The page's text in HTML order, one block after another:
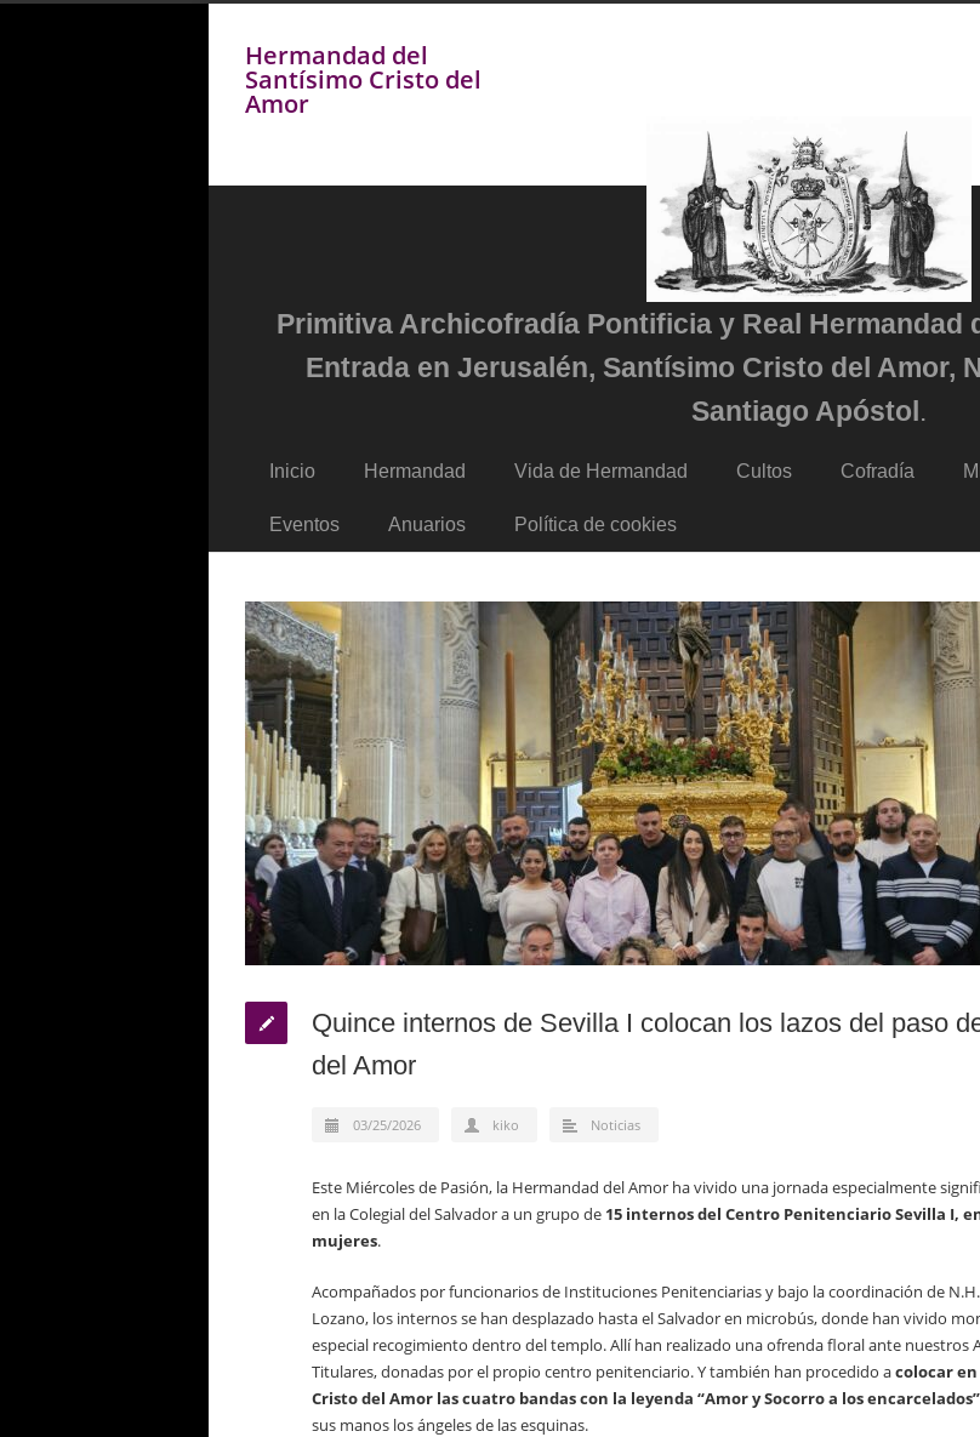
Hermandad del
Santísimo Cristo del
Amor
Primitiva Archicofradía Pontificia y Real Hermandad
Entrada en Jerusalén, Santísimo Cristo del Amor,
Santiago Apóstol.
Inicio Hermandad Vida de Hermandad Cultos Cofradía
Eventos Anuarios Política de cookies
Quince internos de Sevilla I colocan los lazos del paso
del Amor
03/25/2026 kiko Noticias
Este Miércoles de Pasión, la Hermandad del Amor ha vivido una jornada especialmente
en la Colegial del Salvador a un grupo de 15 internos del Centro Penitenciario Sevilla I,
mujeres.
Acompañados por funcionarios de Instituciones Penitenciarias y bajo la coordinación de
Lozano, los internos se han desplazado hasta el Salvador en microbús, donde han vivido
especial recogimiento dentro del templo. Allí han realizado una ofrenda floral ante nuestros
Titulares, donadas por el propio centro penitenciario. Y también han procedido acolocar en
Cristo del Amor las cuatro bandas con la leyenda “Amor y Socorro a los encarcelados”
sus manos los ángeles de las esquinas.